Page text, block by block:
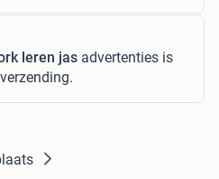
leren jas advertenties is